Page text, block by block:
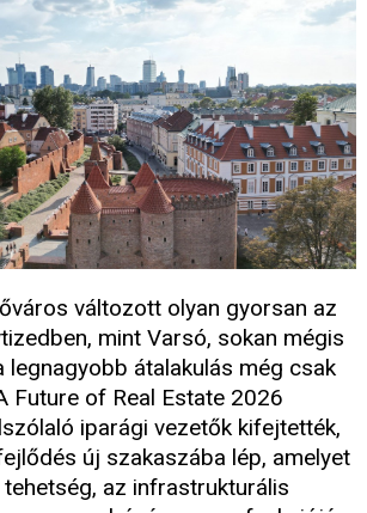
változott olyan gyorsan az
mint Varsó, sokan mégis
legnagyobb átalakulás még csak
Future of Real Estate 2026
iparági vezetők kifejtették,
új szakaszába lép, amelyet
az infrastrukturális